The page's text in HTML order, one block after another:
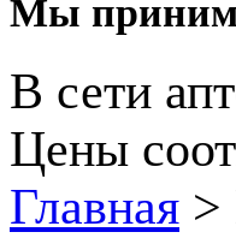
Мы
В сети
Цены
Главная >